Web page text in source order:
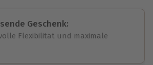
Geschenk:
Flexibilität und maximale